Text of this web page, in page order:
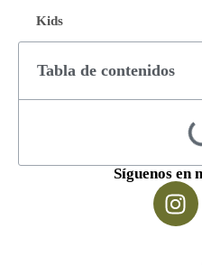
Kids
Tabla de contenidos
Síguenos en